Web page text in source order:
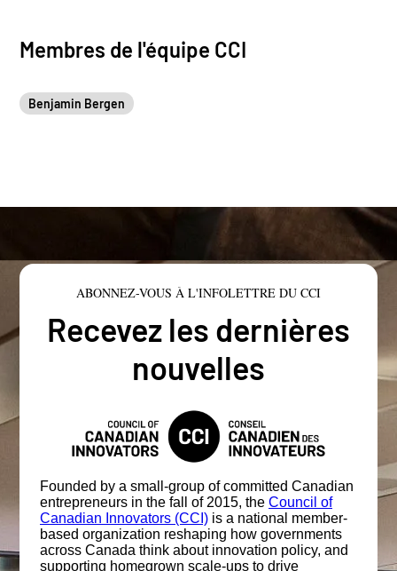
Membres de l'équipe CCI
Benjamin Bergen
ABONNEZ-VOUS À L'INFOLETTRE DU CCI
Recevez les dernières
nouvelles